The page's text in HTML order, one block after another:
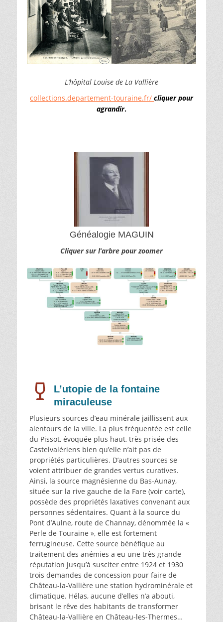
L’hôpital Louise de La Vallière
collections.departement-touraine.fr/ cliquer pour
agrandir.
Généalogie MAGUIN
Cliquer sur l’arbre pour zoomer
L’utopie de la fontaine
miraculeuse
Plusieurs sources d’eau minérale jaillissent aux
alentours de la ville. La plus fréquentée est celle
du Pissot, évoquée plus haut, très prisée des
Castelvalériens bien qu’elle n’ait pas de
propriétés particulières. D’autres sources se
voient attribuer de grandes vertus curatives.
Ainsi, la source magnésienne du Bas-Aunay,
située sur la rive gauche de la Fare (voir carte),
possède des propriétés laxatives convenant aux
personnes sédentaires. Quant à la source du
Pont d’Aulne, route de Channay, dénommée la «
Perle de Touraine », elle est fortement
ferrugineuse. Cette source bénéfique au
traitement des anémies a eu une très grande
réputation jusqu’à susciter entre 1924 et 1930
trois demandes de concession pour faire de
Château-la-Vallière une station hydrominérale et
climatique. Hélas, aucune d’elles n’a abouti,
brisant le rêve des habitants de transformer
Château-la-Vallière en Château-les-Thermes…